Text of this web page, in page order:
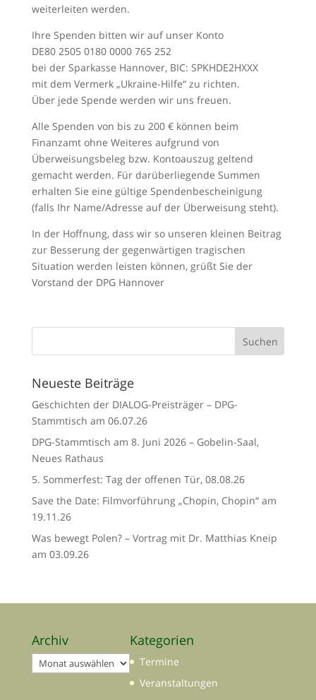
weiterleiten werden.
Ihre Spenden bitten wir auf unser Konto
DE80 2505 0180 0000 765 252
bei der Sparkasse Hannover, BIC: SPKHDE2HXXX
mit dem Vermerk „Ukraine-Hilfe“ zu richten.
Über jede Spende werden wir uns freuen.
Alle Spenden von bis zu 200 € können beim
Finanzamt ohne Weiteres aufgrund von
Überweisungsbeleg bzw. Kontoauszug geltend
gemacht werden. Für darüberliegende Summen
erhalten Sie eine gültige Spendenbescheinigung
(falls Ihr Name/Adresse auf der Überweisung steht).
In der Hoffnung, dass wir so unseren kleinen Beitrag
zur Besserung der gegenwärtigen tragischen
Situation werden leisten können, grüßt Sie der
Vorstand der DPG Hannover
Neueste Beiträge
Geschichten der DIALOG-Preisträger – DPG-
Stammtisch am 06.07.26
DPG-Stammtisch am 8. Juni 2026 – Gobelin-Saal,
Neues Rathaus
5. Sommerfest: Tag der offenen Tür, 08.08.26
Save the Date: Filmvorführung „Chopin, Chopin“ am
19.11.26
Was bewegt Polen? – Vortrag mit Dr. Matthias Kneip
am 03.09.26
Archiv
Archiv
Kategorien
Termine
Veranstaltungen